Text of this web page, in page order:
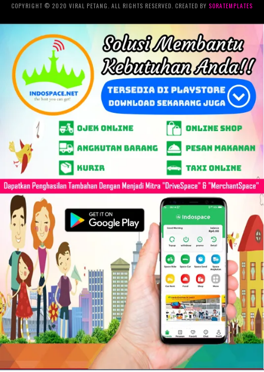
COPYRIGHT © 2020 VIRAL PETANG. ALL RIGHTS RESERVED. CREATED BY SORATEMPLATES